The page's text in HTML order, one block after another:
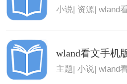
小说 资源 |wland
wland看文手机
主题|小说|wland